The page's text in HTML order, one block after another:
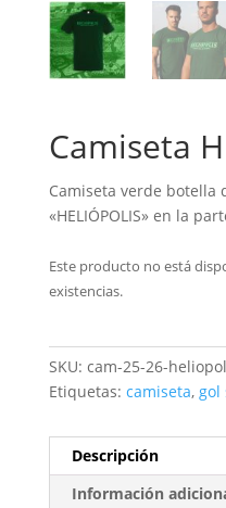
Camiseta
Camiseta verde botella
«HELIÓPOLIS» en la
Este producto no está
existencias.
SKU: cam-25-26-
Etiquetas: camiseta, gol
Descripción
Información